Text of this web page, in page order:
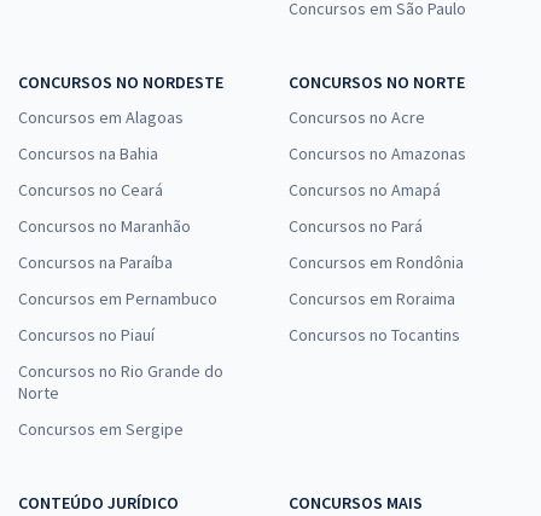
Concursos em São Paulo
CONCURSOS NO NORDESTE
Concursos em Alagoas
Concursos na Bahia
Concursos no Ceará
Concursos no Maranhão
Concursos na Paraíba
Concursos em Pernambuco
Concursos no Piauí
Concursos no Rio Grande do
Norte
Concursos em Sergipe
CONCURSOS NO NORTE
Concursos no Acre
Concursos no Amazonas
Concursos no Amapá
Concursos no Pará
Concursos em Rondônia
Concursos em Roraima
Concursos no Tocantins
CONTEÚDO JURÍDICO
CONCURSOS MAIS